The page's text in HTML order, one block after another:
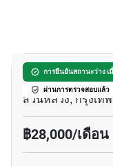
การยืนยันสถานะว่าง
ผ่านการตรวจสอบแล้ว
เดอะทรี สุขุมวิ
สวนหลวง, กรุงเทพ
฿28,000/เดือน